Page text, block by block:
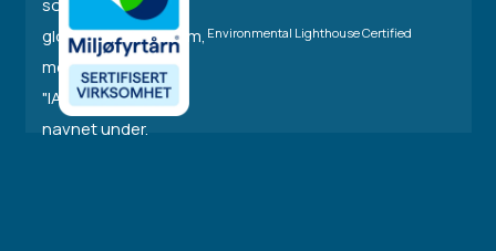
Environmental Lighthouse Certified